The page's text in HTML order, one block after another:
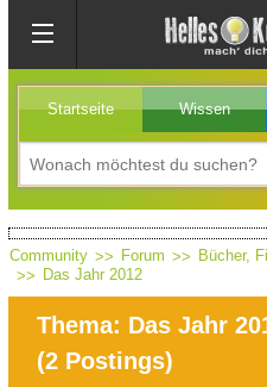
Startseite Wissen
Community Forum
Bücher,
Das Jahr 2012
Thema: Das Jahr
(2 Postings)